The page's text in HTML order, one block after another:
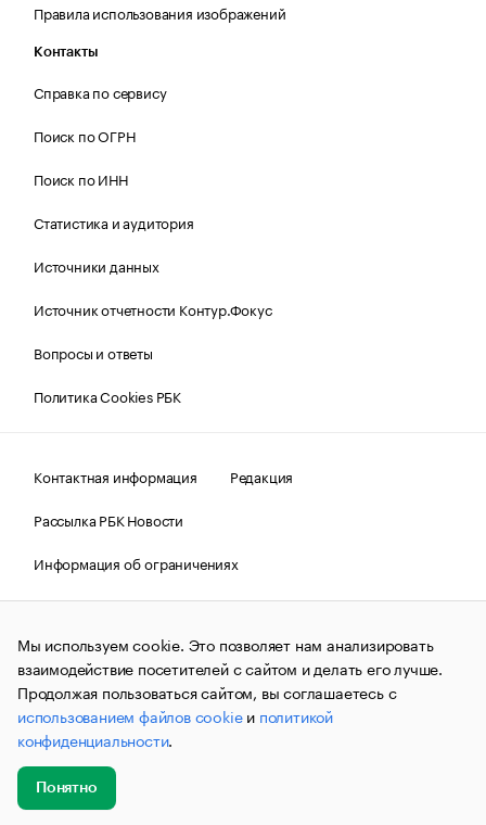
Правила использования изображений
Контакты
Справка по сервису
Поиск по ОГРН
Поиск по ИНН
Статистика и аудитория
Источники данных
Источник отчетности Контур.Фокус
Вопросы и ответы
Политика Cookies РБК
Контактная информация
Редакция
Рассылка РБК Новости
Информация об ограничениях
Правовая информация
О соблюдении авторских прав
© АО «РОСБИЗНЕСКОНСАЛТИНГ»,1995–2026.Сообщения
и материалы информационного агентства «РБК»
(зарегистрировано Федеральной службой по надзору в сфере
связи, информационных технологий и массовых
коммуникаций (Роскомнадзор) 09.12.2015 за номером ИА
№ФС77-63848) сопровождаются пометкой «РБК». Отдельные
публикации могут содержать информацию,
не предназначенную для пользователей
до 18 лет.
Мы используем cookie. Это позволяет нам анализировать
взаимодействие посетителей с сайтом и делать его лучше.
Продолжая пользоваться сайтом, вы соглашаетесь с
использованием файлов cookieи политикой
конфиденциальности.
Понятно